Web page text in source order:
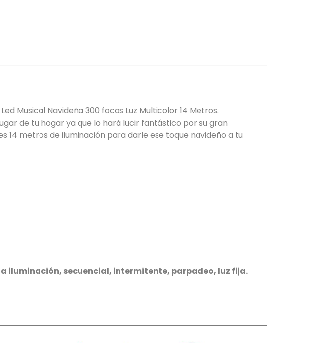
Musical Navideña 300 focos Luz Multicolor 14 Metros.
de tu hogar ya que lo hará lucir fantástico por su gran
14 metros de iluminación para darle ese toque navideño a tu
iluminación, secuencial, intermitente, parpadeo, luz fija.